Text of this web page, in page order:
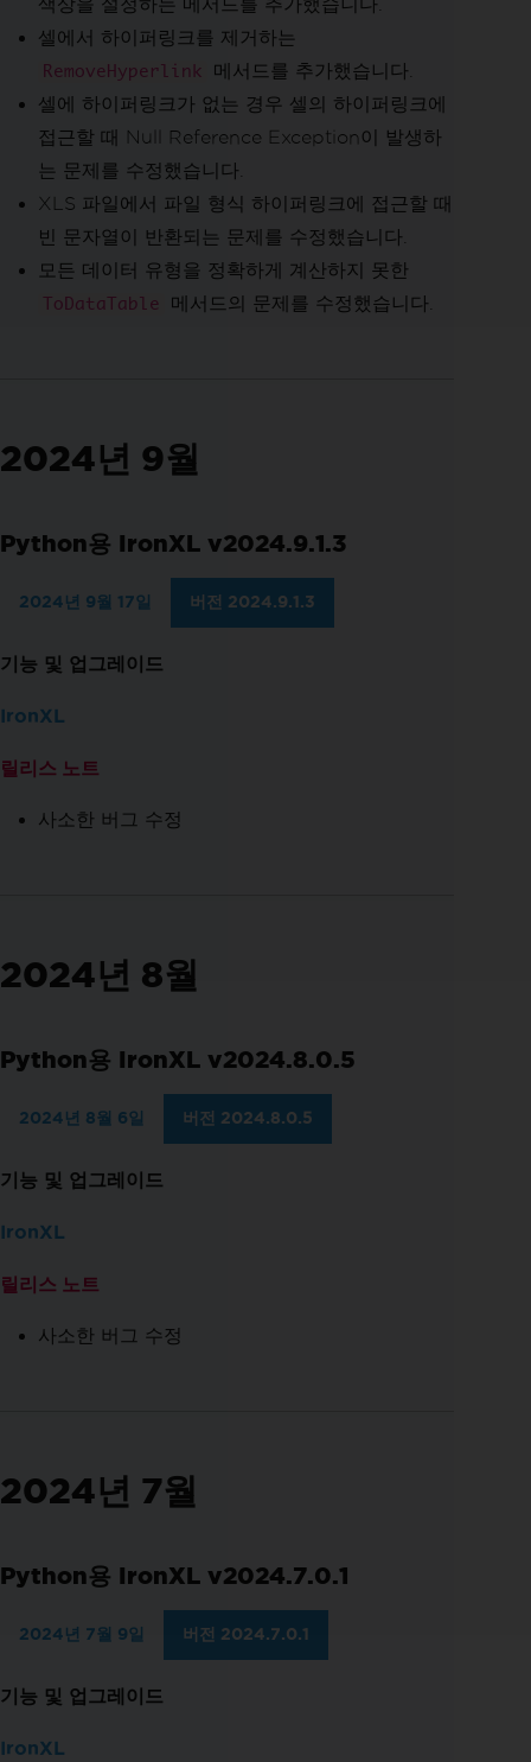
색상을 설정하는 메서드를 추가했습니다.
셀에서 하이퍼링크를 제거하는
RemoveHyperlink
메서드를 추가했습니다.
셀에 하이퍼링크가 없는 경우 셀의 하이퍼링크에
접근할 때 Null Reference Exception이 발생하
는 문제를 수정했습니다.
XLS 파일에서 파일 형식 하이퍼링크에 접근할 때
빈 문자열이 반환되는 문제를 수정했습니다.
모든 데이터 유형을 정확하게 계산하지 못한
ToDataTable 메서드의 문제를 수정했습니다.
2024년 9월
Python용 IronXL v2024.9.1.3
2024년 9월 17일 버전 2024.9.1.3
기능 및 업그레이드
IronXL
릴리스 노트
사소한 버그 수정
2024년 8월
Python용 IronXL v2024.8.0.5
2024년 8월 6일 버전 2024.8.0.5
기능 및 업그레이드
IronXL
릴리스 노트
사소한 버그 수정
2024년 7월
Python용 IronXL v2024.7.0.1
2024년 7월 9일 버전 2024.7.0.1
기능 및 업그레이드
IronXL